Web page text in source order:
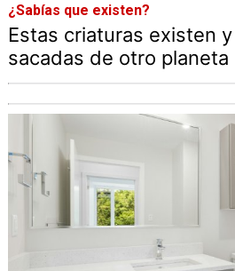
¿Sabías que existen?
Estas criaturas existen
sacadas de otro planeta